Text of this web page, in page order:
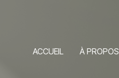
ACCUEIL À PROPOS